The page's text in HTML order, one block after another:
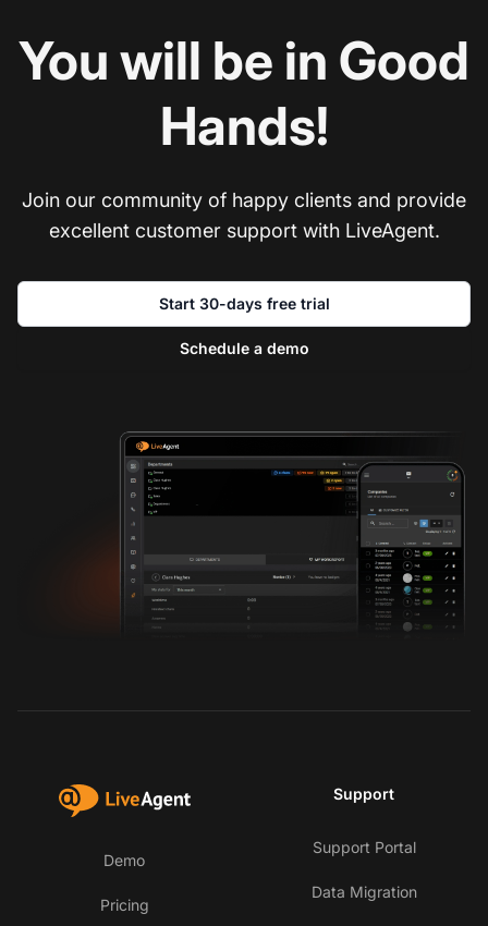
You will be in Good
Hands!
Join our community of happy clients and provide
excellent customer support with LiveAgent.
Start 30-days free trial
Schedule a demo
Demo
Pricing
Support
Support Portal
Data Migration